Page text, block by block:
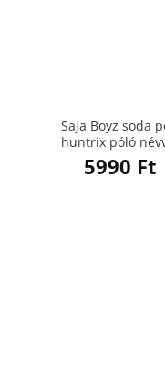
Saja Boyz soda
huntrix póló
5990 Ft